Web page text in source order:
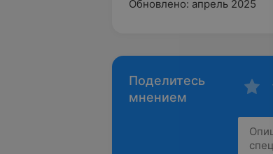
Обновлено: апрель 2025
Поделитесь
мнением